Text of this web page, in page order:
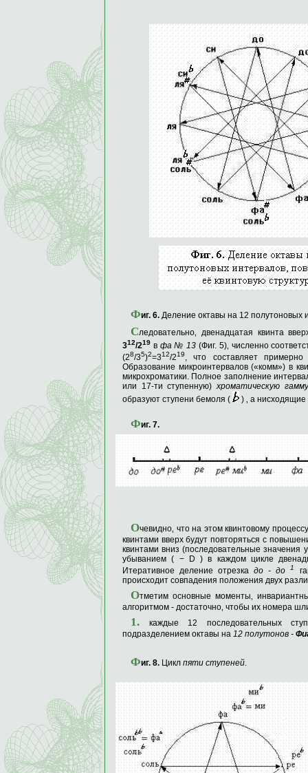
Фиг. 6. Деление октавы на 12 полутоновых
Следовательно‚ двенадцатая квинта
312/219 в фа № 13 (Фиг. 5)‚ чис­ленно
(28/35)2=312/219, что составляет
Образование микроинтервалов («комм») в
микрохроматики. Полное заполнение
или 17-ти ступенную)хроматическую гамму
образуют ступени бемоля (
) ‚ а
Фиг. 7.
Очевидно‚ что на этом квинтовому
квинтами вверх будут повторяться с
квинтами вниз (последовательные значения
убыванием ( − D ) в каждом цикле
Итеративное деление отрезкадо- до1
происходит совпадения положения двух
Отметим основные моменты‚
алгоритмом - доста­точно‚ чтобы их номера
1. каждые 12 последователь­ных
подразделением октавы на 12 полутонов -
Фиг. 8. Цикл пяти ступеней.